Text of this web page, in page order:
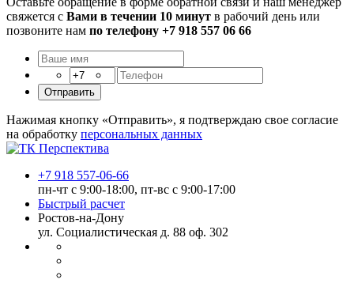
свяжется с Вами в течении 10 минут в рабочий день или
позвоните нам по телефону +7 918 557 06 66
Отправить
Нажимая кнопку «Отправить», я подтверждаю свое согласие
на обработку персональных данных
+7 918 557-06-66
пн-чт с 9:00-18:00, пт-вс с 9:00-17:00
Быстрый расчет
Ростов-на-Дону
ул. Социалистическая д. 88 оф. 302